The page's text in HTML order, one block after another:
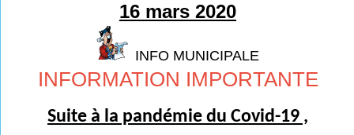
16 mars 2020
INFO MUNICIPALE
INFORMATION IMPORTANTE
Suite à la pandémie du Covid-19 ,